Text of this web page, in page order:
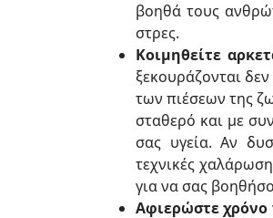
βοηθά τους
στρες.
Κοιμηθείτε
ξεκουράζονται
των πιέσεων της
σταθερό και με
σας υγεία. Αν
τεχνικές
για να σας
Αφιερώστε χρόνο